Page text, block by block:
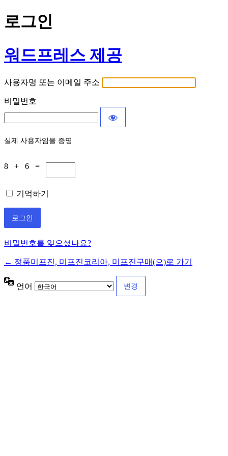
로그인
워드프레스 제공
사용자명 또는 이메일 주소
비밀번호
실제 사용자임을 증명
8 + 6 =
기억하기
비밀번호를 잊으셨나요?
← 정품미프진, 미프진코리아, 미프진구매(으)로 가기
언어